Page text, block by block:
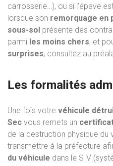
carrosserie…), ou si l’épave
lorsque son remorquage en
sous-sol présente des
parmi les moins chers, et
surprises, consultez au
Les formalités
Une fois votre véhicule
Sec vous remets un
de la destruction physique du
transmettre à la préfecture afin
du véhicule dans le SIV